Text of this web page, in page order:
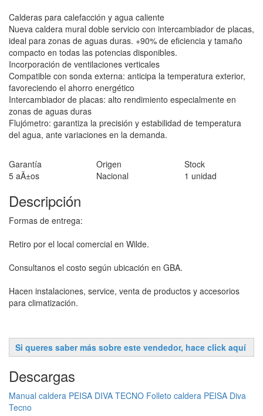
Calderas para calefacción y agua caliente
Nueva caldera mural doble servicio con intercambiador de placas,
ideal para zonas de aguas duras. +90% de eficiencia y tamaño
compacto en todas las potencias disponibles.
Incorporación de ventilaciones verticales
Compatible con sonda externa: anticipa la temperatura exterior,
favoreciendo el ahorro energético
Intercambiador de placas: alto rendimiento especialmente en
zonas de aguas duras
Flujómetro: garantiza la precisión y estabilidad de temperatura
del agua, ante variaciones en la demanda.
Garantía
5 aÃ±os
Origen
Nacional
Stock
1 unidad
Descripción
Formas de entrega:
Retiro por el local comercial en Wilde.
Consultanos el costo según ubicación en GBA.
Hacen instalaciones, service, venta de productos y accesorios
para climatización.
Si queres saber más sobre este vendedor, hace click aquí
Descargas
Manual caldera PEISA DIVA TECNO Folleto caldera PEISA Diva
Tecno